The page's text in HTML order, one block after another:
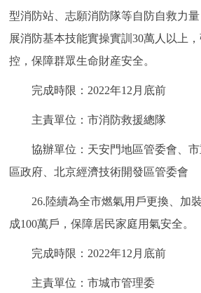
型消防站、志願消防隊等自防自救力
展消防基本技能實操實訓30萬人以上
控，保障群眾生命財産安全。
完成時限：2022年12月底前
主責單位：市消防救援總隊
協辦單位：天安門地區管委會、市
區政府、北京經濟技術開發區管委會
26.陸續為全市燃氣用戶更換、加
成100萬戶，保障居民家庭用氣安全。
完成時限：2022年12月底前
主責單位：市城市管理委